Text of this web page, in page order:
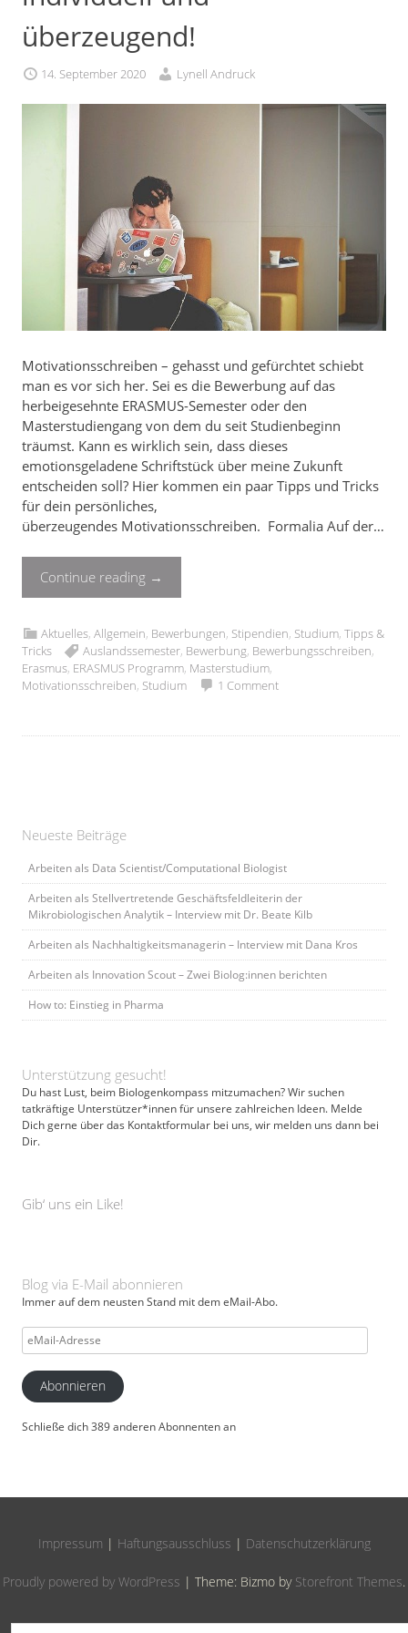
überzeugend!
14. September 2020 Lynell Andruck
Motivationsschreiben – gehasst und gefürchtet schiebt
man es vor sich her. Sei es die Bewerbung auf das
herbeigesehnte ERASMUS-Semester oder den
Masterstudiengang von dem du seit Studienbeginn
träumst. Kann es wirklich sein, dass dieses
emotionsgeladene Schriftstück über meine Zukunft
entscheiden soll? Hier kommen ein paar Tipps und Tricks
für dein persönliches,
überzeugendes Motivationsschreiben. Formalia Auf der…
Continue reading →
Aktuelles,Allgemein, Bewerbungen, Stipendien, Studium,Tipps &
Tricks
Auslandssemester, Bewerbung, Bewerbungsschreiben,
Erasmus, ERASMUS Programm, Masterstudium,
Motivationsschreiben, Studium 1 Comment
Neueste Beiträge
Arbeiten als Data Scientist/Computational Biologist
Arbeiten als Stellvertretende Geschäftsfeldleiterin der
Mikrobiologischen Analytik – Interview mit Dr. Beate Kilb
Arbeiten als Nachhaltigkeitsmanagerin – Interview mit Dana Kros
Arbeiten als Innovation Scout – Zwei Biolog:innen berichten
How to: Einstieg in Pharma
Unterstützung gesucht!
Du hast Lust, beim Biologenkompass mitzumachen? Wir suchen
tatkräftige Unterstützer*innen für unsere zahlreichen Ideen. Melde
Dich gerne über das Kontaktformular bei uns, wir melden uns dann bei
Dir.
Gib‘ uns ein Like!
Blog via E-Mail abonnieren
Immer auf dem neusten Stand mit dem eMail-Abo.
eMail-
Adresse
Abonnieren
Schließe dich 389 anderen Abonnenten an
Impressum | Haftungsausschluss | Datenschutzerklärung
Proudly powered by WordPress | Theme: Bizmo by Storefront Themes.